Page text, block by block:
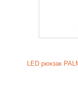
LED рюкзак